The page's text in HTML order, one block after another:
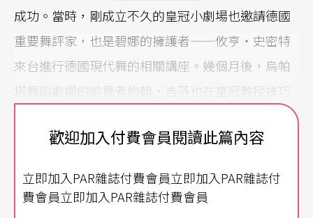
成功。當時，剛成立不久的皇冠小劇場也邀請德國
重要舞評家，也是碧娜的擁護者——攸亨‧史密特
來台進行德國現代舞的相關講座。幾個月後，烏帕
塔舞蹈劇場的前舞者約翰‧吉芬也在皇冠教授技巧
課。當年尚未停刊的《文星》雜誌以封面故事的方
式大幅介紹了鮑許的舞蹈劇場，鮑許綜合舞蹈和劇
作，成了台灣媒體首次對舞蹈劇場作的詳盡報導。
歡迎加入付費會員閱讀此篇內容
立即加入PAR雜誌付費會員立即加入PAR雜誌付
費會員立即加入PAR雜誌付費會員